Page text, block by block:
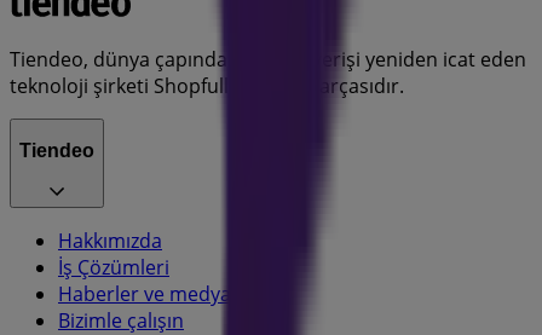
Tiendeo, dünya çapında yerel alışverişi yeniden icat eden
teknoloji şirketi Shopfully'nin bir parçasıdır.
Tiendeo
Hakkımızda
İş Çözümleri
Haberler ve medya
Bizimle çalışın